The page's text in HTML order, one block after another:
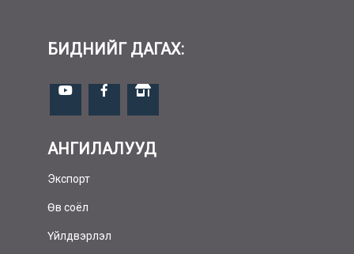
БИДНИЙГ ДАГАХ:
АНГИЛАЛУУД
Экспорт
Өв соёл
Үйлдвэрлэл